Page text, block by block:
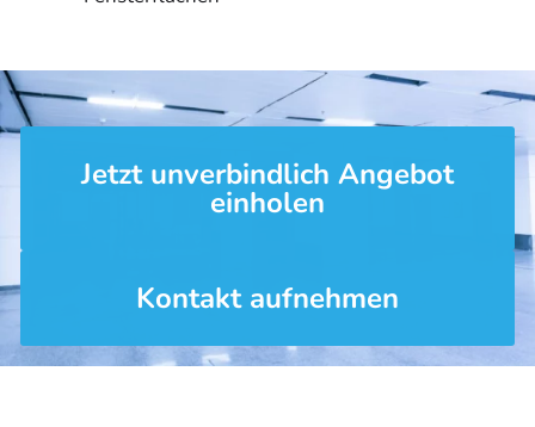
Jetzt unverbindlich Angebot
einholen
Kontakt aufnehmen